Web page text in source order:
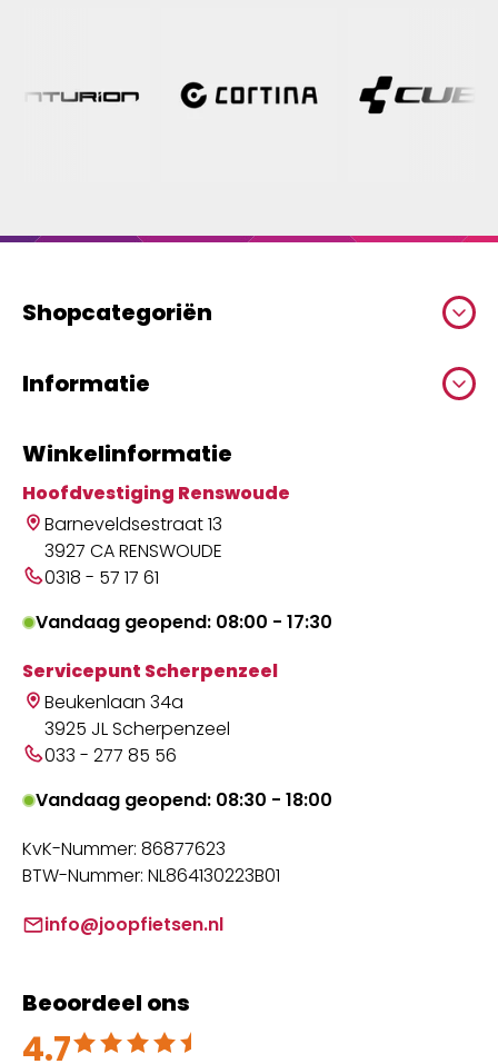
Shopcategoriën
Informatie
Winkelinformatie
Hoofdvestiging Renswoude
Barneveldsestraat 13
3927 CA RENSWOUDE
0318 - 57 17 61
Vandaag geopend: 08:00 - 17:30
Servicepunt Scherpenzeel
Beukenlaan 34a
3925 JL Scherpenzeel
033 - 277 85 56
Vandaag geopend: 08:30 - 18:00
KvK-Nummer: 86877623
BTW-Nummer: NL864130223B01
info@joopfietsen.nl
Beoordeel ons
4.7
Beoordeeld met 4.7 uit 5